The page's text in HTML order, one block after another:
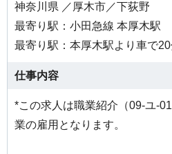
神奈川県 ／厚木市／下荻野
最寄り駅：小田急線 本厚木駅
最寄り駅：本厚木駅より車で20
仕事内容
*この求人は職業紹介（09-ユ-
業の雇用となります。